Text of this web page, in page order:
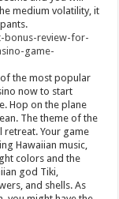
medium volatility, it
bonus-review-for-
game-
of the most popular
now to start
Hop on the plane
The theme of the
retreat. Your game
Hawaiian music,
colors and the
god Tiki,
and shells. As